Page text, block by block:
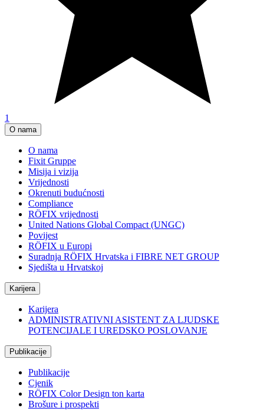
1
O nama
O nama
Fixit Gruppe
Misija i vizija
Vrijednosti
Okrenuti budućnosti
Compliance
RÖFIX vrijednosti
United Nations Global Compact (UNGC)
Povijest
RÖFIX u Europi
Suradnja RÖFIX Hrvatska i FIBRE NET GROUP
Sjedišta u Hrvatskoj
Karijera
Karijera
ADMINISTRATIVNI ASISTENT ZA LJUDSKE
POTENCIJALE I UREDSKO POSLOVANJE
Publikacije
Publikacije
Cjenik
RÖFIX Color Design ton karta
Brošure i prospekti